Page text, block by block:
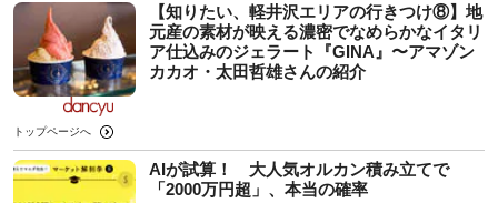
【知りたい、軽井沢エリアの行きつけ⑧】地
元産の素材が映える濃密でなめらかなイタリ
ア仕込みのジェラート『GINA』〜アマゾン
カカオ・太田哲雄さんの紹介
トップページへ
AIが試算！ 大人気オルカン積み立てで
「2000万円超」、本当の確率